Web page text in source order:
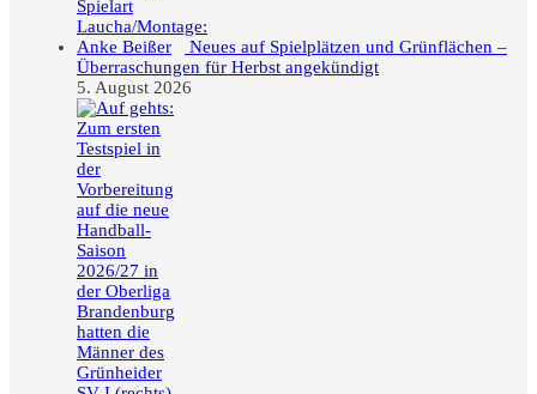
Neues auf Spielplätzen und Grünflächen –
Überraschungen für Herbst angekündigt
5. August 2026